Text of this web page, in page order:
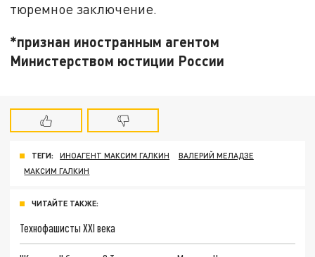
тюремное заключение.
*признан иностранным агентом
Министерством юстиции России
ТЕГИ: ИНОАГЕНТ МАКСИМ ГАЛКИН
ВАЛЕРИЙ МЕЛАДЗЕ
МАКСИМ ГАЛКИН
ЧИТАЙТЕ ТАКЖЕ:
Технофашисты XXI века